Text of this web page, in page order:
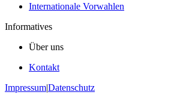
Internationale Vorwahlen
Informatives
Über uns
Kontakt
Impressum|Datenschutz